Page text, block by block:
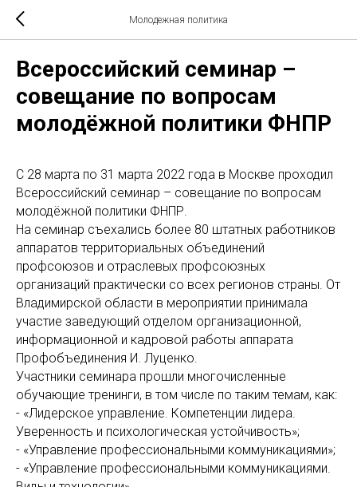
Молодежная политика
Всероссийский семинар –
совещание по вопросам
молодёжной политики ФНПР
С 28 марта по 31 марта 2022 года в Москве проходил
Всероссийский семинар – совещание по вопросам
молодёжной политики ФНПР.
На семинар съехались более 80 штатных работников
аппаратов территориальных объединений
профсоюзов и отраслевых профсоюзных
организаций практически со всех регионов страны. От
Владимирской области в мероприятии принимала
участие заведующий отделом организационной,
информационной и кадровой работы аппарата
Профобъединения И. Луценко.
Участники семинара прошли многочисленные
обучающие тренинги, в том числе по таким темам, как:
- «Лидерское управление. Компетенции лидера.
Уверенность и психологическая устойчивость»;
- «Управление профессиональными коммуникациями»;
- «Управление профессиональными коммуникациями.